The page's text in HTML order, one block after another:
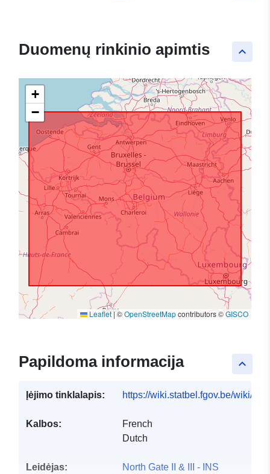
keyboard_arrow_up
Duomenų rinkinio apimtis
+
−
Leaflet|©OpenStreetMapcontributors ©GISCO
keyboard_arrow_up
Papildoma informacija
Įėjimo tinklalapis: https://wiki.statbel.fgov.be/wiki/
Kalbos:
French
Dutch
Leidėjas: North Gate II & III - INS